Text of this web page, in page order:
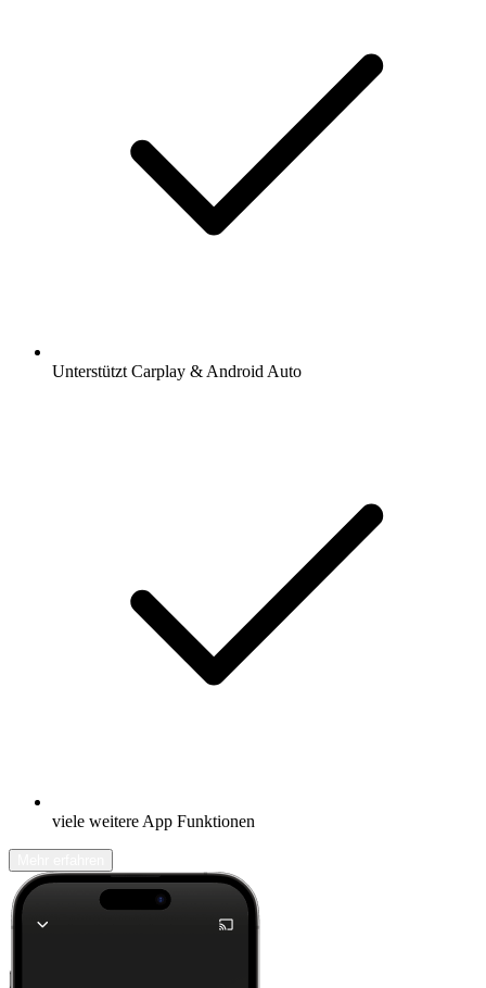
Unterstützt Carplay & Android Auto
viele weitere App Funktionen